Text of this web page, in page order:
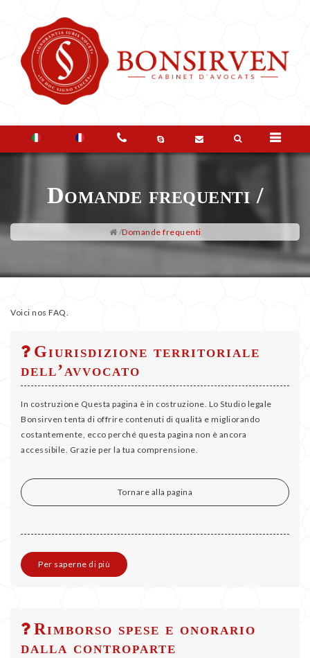
LO
TESTI
PUBBLICAZIONI
Domande frequenti /
/Domande frequenti
Voici nos FAQ.
Giurisdizione territoriale
dell’avvocato
In costruzione Questa pagina è in costruzione. Lo Studio legale
Bonsirven tenta di offrire contenuti di qualità e migliorando
costantemente, ecco perché questa pagina non è ancora
accessibile. Grazie per la tua comprensione.
Tornare alla pagina
Per saperne di più
Rimborso spese e onorario
dalla controparte